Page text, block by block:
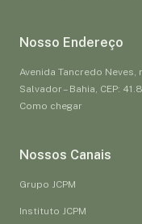
Nosso Endereço
Avenida Tancredo Neves,
Salvador – Bahia, CEP:
Como chegar
Nossos Canais
Grupo JCPM
Instituto JCPM